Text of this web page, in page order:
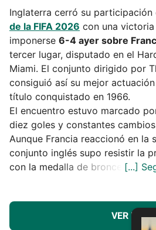
Inglaterra cerró su participación
de la FIFA 2026 con una
imponerse 6-4 ayer sobre
tercer lugar, disputado en el
Miami. El conjunto dirigido por
consiguió así su mejor
título conquistado en 1966.
El encuentro estuvo marcado
diez goles y constantes
Aunque Francia reaccionó en la
conjunto inglés supo resistir la
con la medalla de bronce.
VER MÁS